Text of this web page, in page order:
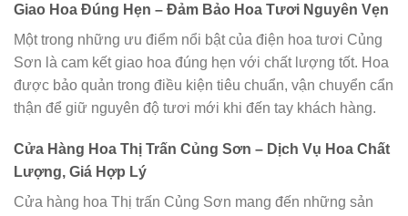
Giao Hoa Đúng Hẹn – Đảm Bảo Hoa Tươi Nguyên Vẹn
Một trong những ưu điểm nổi bật của điện hoa tươi Củng
Sơn là cam kết giao hoa đúng hẹn với chất lượng tốt. Hoa
được bảo quản trong điều kiện tiêu chuẩn, vận chuyển cẩn
thận để giữ nguyên độ tươi mới khi đến tay khách hàng.
Cửa Hàng Hoa Thị Trấn Củng Sơn – Dịch Vụ Hoa Chất
Lượng, Giá Hợp Lý
Cửa hàng hoa Thị trấn Củng Sơn mang đến những sản